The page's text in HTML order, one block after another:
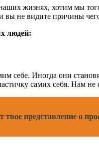
жизнях, хотим мы
не видите причины
людей:
себе. Иногда они
самих себя. Нам
представление о